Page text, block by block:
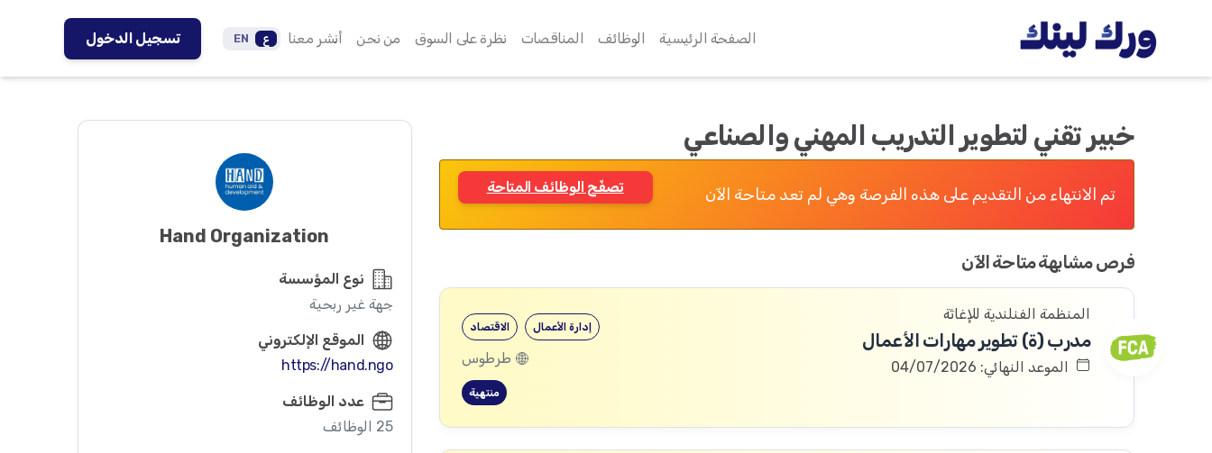
الصفحة الرئيسية الوظائف المناقصات نظرة على السوق من نحن أنشر معنا ع EN تسجيل الدخول
خبير تقني لتطوير التدريب المهني والصناعي
تم الانتهاء من التقديم على هذه الفرصة وهي لم تعد متاحة الآن تصفّح الوظائف المتاحة
فرص مشابهة متاحة الآن
المنظمة الفنلندية للإغاثة
مدرب (ة) تطوير مهارات الأعمال
الموعد النهائي: 04/07/2026
الاقتصاد إدارة الأعمال
طرطوس
منتهية
Hand Organization
نوع المؤسسة
جهة غير ربحية
الموقع الإلكتروني
https://hand.ngo
عدد الوظائف
25 الوظائف